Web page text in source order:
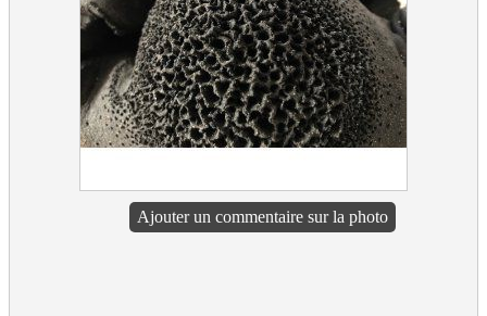
Ajouter un commentaire sur la photo